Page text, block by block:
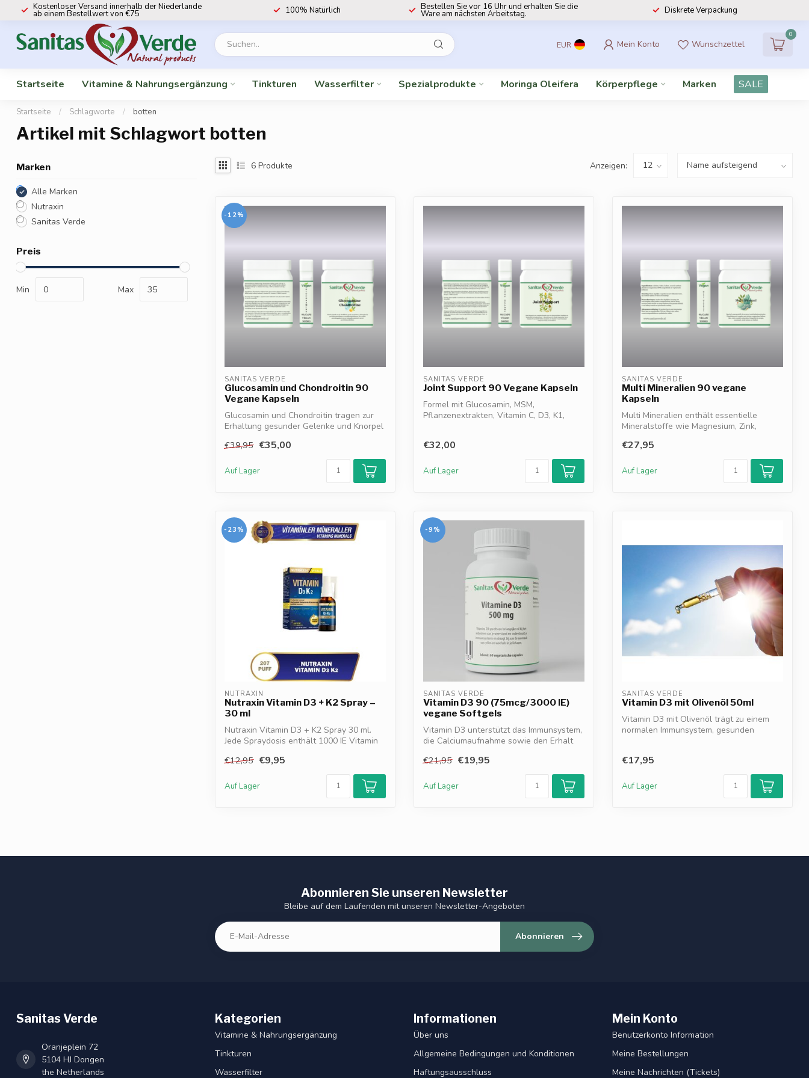
Kostenloser Versand innerhalb der Niederlande
ab einem Bestellwert von €75 100% Natürlich Bestellen Sie vor 16 Uhr und erhalten Sie die
Ware am nächsten Arbeitstag. Diskrete Verpackung
EUR Mein Konto Wunschzettel
0
Startseite Vitamine & Nahrungsergänzung Tinkturen Wasserfilter Spezialprodukte Moringa Oleifera Körperpflege Marken SALE
Startseite / Schlagworte / botten
Artikel mit Schlagwort botten
Marken
Alle Marken
Nutraxin
Sanitas Verde
Preis
Min Max
6 Produkte Anzeigen:
-12%
SANITAS VERDE
Glucosamin und Chondroitin 90
Vegane Kapseln
Glucosamin und Chondroitin tragen zur
Erhaltung gesunder Gelenke und Knorpel
€39,95 €35,00
Auf Lager
SANITAS VERDE
Joint Support 90 Vegane Kapseln
Formel mit Glucosamin, MSM,
Pflanzenextrakten, Vitamin C, D3, K1,
€32,00
Auf Lager
SANITAS VERDE
Multi Mineralien 90 vegane
Kapseln
Multi Mineralien enthält essentielle
Mineralstoffe wie Magnesium, Zink,
€27,95
Auf Lager
-23%
NUTRAXIN
Nutraxin Vitamin D3 + K2 Spray –
30 ml
Nutraxin Vitamin D3 + K2 Spray 30 ml.
Jede Spraydosis enthält 1000 IE Vitamin
€12,95 €9,95
Auf Lager
-9%
SANITAS VERDE
Vitamin D3 90 (75mcg/3000 IE)
vegane Softgels
Vitamin D3 unterstützt das Immunsystem,
die Calciumaufnahme sowie den Erhalt
€21,95 €19,95
Auf Lager
SANITAS VERDE
Vitamin D3 mit Olivenöl 50ml
Vitamin D3 mit Olivenöl trägt zu einem
normalen Immunsystem, gesunden
€17,95
Auf Lager
Abonnieren Sie unseren Newsletter
Bleibe auf dem Laufenden mit unseren Newsletter-Angeboten
Abonnieren
Sanitas Verde
Oranjeplein 72
5104 HJ Dongen
the Netherlands
Kategorien
Vitamine & Nahrungsergänzung
Tinkturen
Wasserfilter
Informationen
Über uns
Allgemeine Bedingungen und Konditionen
Haftungsausschluss
Mein Konto
Benutzerkonto Information
Meine Bestellungen
Meine Nachrichten (Tickets)